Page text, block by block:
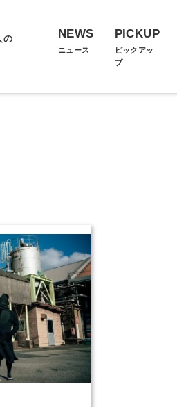
の
NEWS
ニュース
PICKUP
ピックアッ
プ